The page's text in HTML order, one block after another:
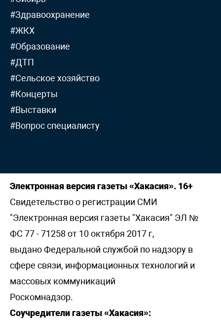
#Здравоохранение
#ЖКХ
#Образование
#ДТП
#Сельское хозяйство
#Концерты
#Выставки
#Вопрос специалисту
Электронная версия газеты «Хакасия». 16+
Свидетельство о регистрации СМИ
"Электронная версия газеты "Хакасия" ЭЛ №
ФС 77 - 71258 от 10 октября 2017 г,
выдано Федеральной службой по надзору в
сфере связи, информационных технологий и
массовых коммуникаций
Роскомнадзор.
Соучредители газеты «Хакасия»: